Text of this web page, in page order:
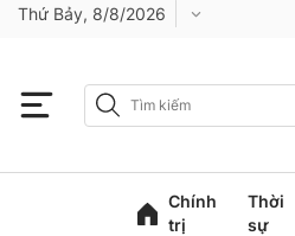
Thứ Bảy, 8/8/2026
Chính
trị
Thời
sự